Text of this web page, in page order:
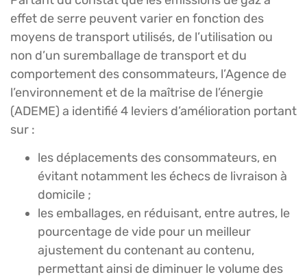
effet de serre peuvent varier en fonction des
moyens de transport utilisés, de l’utilisation ou
non d’un suremballage de transport et du
comportement des consommateurs, l’Agence de
l’environnement et de la maîtrise de l’énergie
(ADEME) a identifié 4 leviers d’amélioration portant
sur :
les déplacements des consommateurs, en
évitant notamment les échecs de livraison à
domicile ;
les emballages, en réduisant, entre autres, le
pourcentage de vide pour un meilleur
ajustement du contenant au contenu,
permettant ainsi de diminuer le volume des